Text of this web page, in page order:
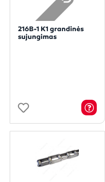
216B-1 K1 grandinės
sujungimas